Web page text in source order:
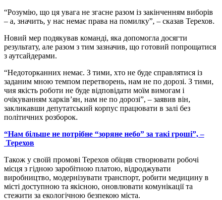
“Розумію, що ця увага не згасне разом із закінченням виборів
– а, значить, у нас немає права на помилку”, – сказав Терехов.
Новий мер подякував команді, яка допомогла досягти
результату, але разом з тим зазначив, що готовий попрощатися
з аутсайдерами.
“Недоторканних немає. З тими, хто не буде справлятися із
заданим мною темпом перетворень, нам не по дорозі. З тими,
чия якість роботи не буде відповідати моїм вимогам і
очікуванням харків’ян, нам не по дорозі”, – заявив він,
закликавши депутатський корпус працювати в залі без
політичних розборок.
“Нам більше не потрібне “зоряне небо” за такі гроші”, –
Терехов
Також у своїй промові Терехов обіцяв створювати робочі
місця з гідною заробітною платою, відроджувати
виробництво, модернізувати транспорт, робити медицину в
місті доступною та якісною, оновлювати комунікації та
стежити за екологічною безпекою міста.